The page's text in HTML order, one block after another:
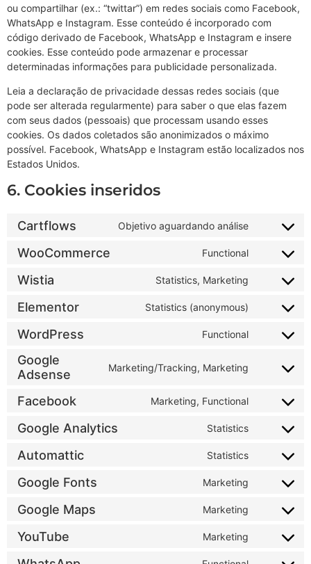
ou compartilhar (ex.: “twittar”) em redes sociais como Facebook,
WhatsApp e Instagram. Esse conteúdo é incorporado com
código derivado de Facebook, WhatsApp e Instagram e insere
cookies. Esse conteúdo pode armazenar e processar
determinadas informações para publicidade personalizada.
Leia a declaração de privacidade dessas redes sociais (que
pode ser alterada regularmente) para saber o que elas fazem
com seus dados (pessoais) que processam usando esses
cookies. Os dados coletados são anonimizados o máximo
possível. Facebook, WhatsApp e Instagram estão localizados nos
Estados Unidos.
6. Cookies inseridos
Cartflows Objetivo aguardando análise
WooCommerce Functional
Wistia Statistics, Marketing
Elementor Statistics (anonymous)
WordPress Functional
Google
Adsense
Marketing/Tracking, Marketing
Facebook Marketing, Functional
Google Analytics Statistics
Automattic Statistics
Google Fonts Marketing
Google Maps Marketing
YouTube Marketing